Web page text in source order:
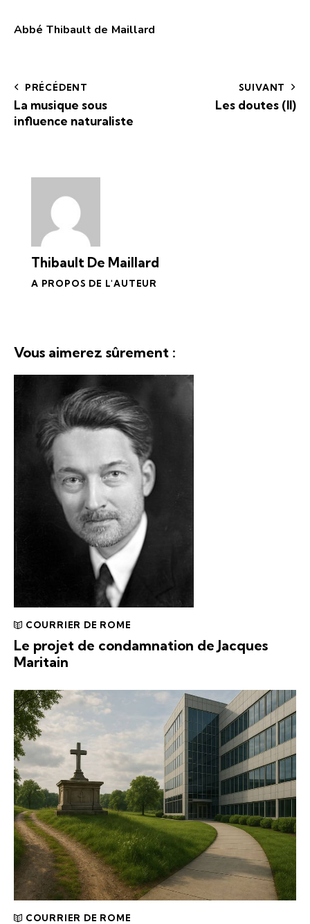
Abbé Thibault de Maillard
PRÉCÉDENT
La musique sous
influence naturaliste
SUIVANT
Les doutes (II)
Thibault De Maillard
A PROPOS DE L'AUTEUR
Vous aimerez sûrement :
COURRIER DE ROME
Le projet de condamnation de Jacques
Maritain
COURRIER DE ROME